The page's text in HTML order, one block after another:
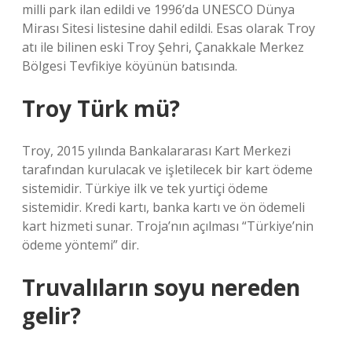
milli park ilan edildi ve 1996’da UNESCO Dünya
Mirası Sitesi listesine dahil edildi. Esas olarak Troy
atı ile bilinen eski Troy Şehri, Çanakkale Merkez
Bölgesi Tevfikiye köyünün batısında.
Troy Türk mü?
Troy, 2015 yılında Bankalararası Kart Merkezi
tarafından kurulacak ve işletilecek bir kart ödeme
sistemidir. Türkiye ilk ve tek yurtiçi ödeme
sistemidir. Kredi kartı, banka kartı ve ön ödemeli
kart hizmeti sunar. Troja’nın açılması “Türkiye’nin
ödeme yöntemi” dir.
Truvalıların soyu nereden
gelir?